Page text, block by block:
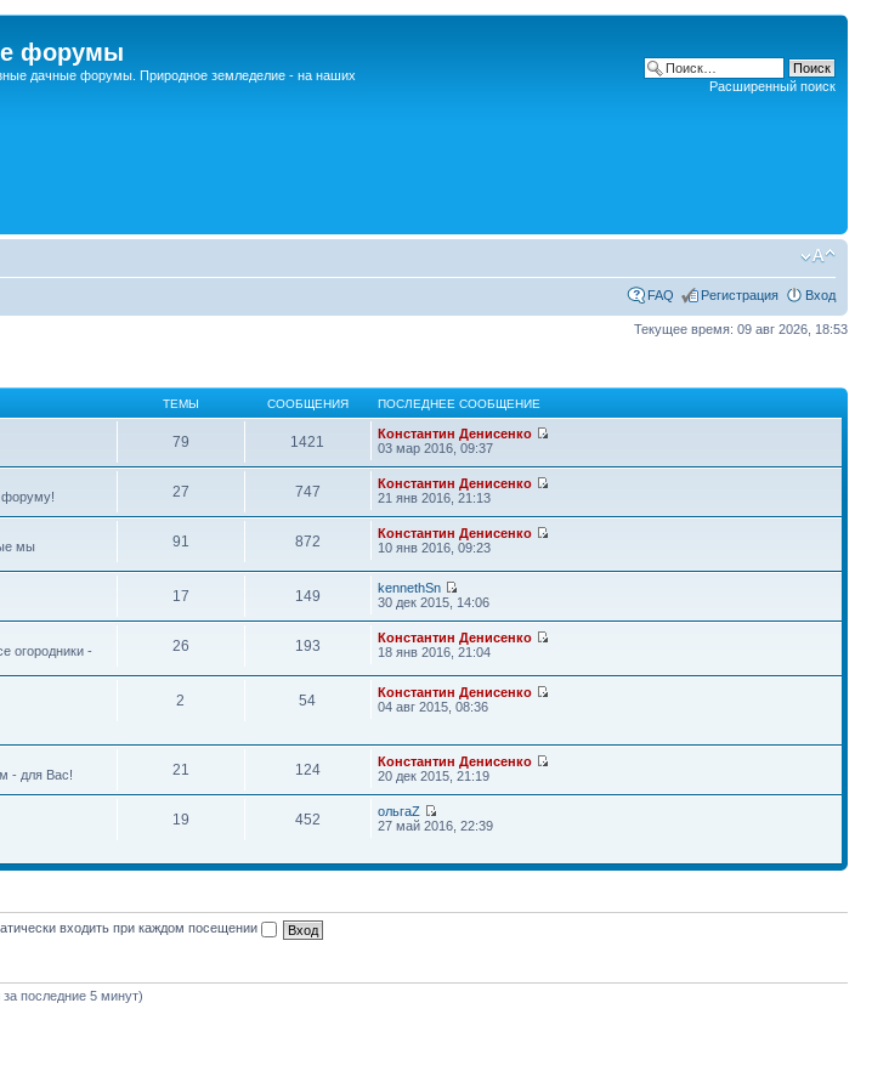
форумы
дачные форумы. Природное земледелие - на наших
Расширенный поиск
FAQ Регистрация Вход
Текущее время: 09 авг 2026, 18:53
ТЕМЫ СООБЩЕНИЯ ПОСЛЕДНЕЕ СООБЩЕНИЕ
79 1421
Константин Денисенко
03 мар 2016, 09:37
форуму! 27 747
Константин Денисенко
21 янв 2016, 21:13
мы
91 872
Константин Денисенко
10 янв 2016, 09:23
17 149
kennethSn
30 дек 2015, 14:06
огородники -
26 193
Константин Денисенко
18 янв 2016, 21:04
2 54
Константин Денисенко
04 авг 2015, 08:36
- для Вас! 21 124
Константин Денисенко
20 дек 2015, 21:19
19 452
ольгаZ
27 май 2016, 22:39
входить при каждом посещении
за последние 5 минут)